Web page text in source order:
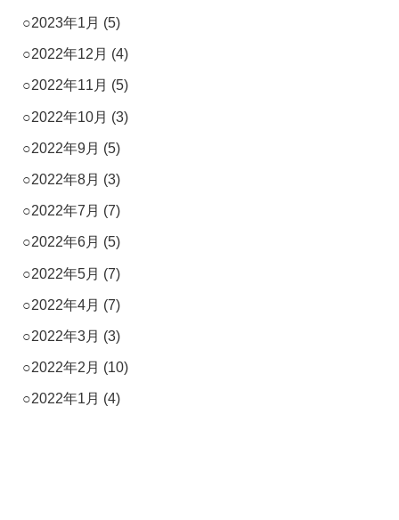
2023年1月 (5)
2022年12月 (4)
2022年11月 (5)
2022年10月 (3)
2022年9月 (5)
2022年8月 (3)
2022年7月 (7)
2022年6月 (5)
2022年5月 (7)
2022年4月 (7)
2022年3月 (3)
2022年2月 (10)
2022年1月 (4)